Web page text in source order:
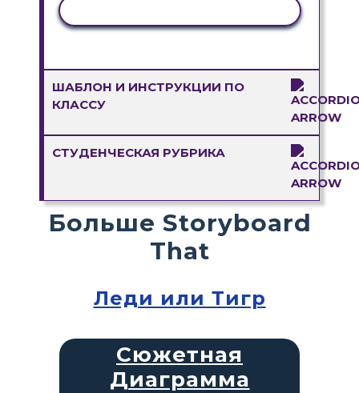
ШАБЛОН И ИНСТРУКЦИИ ПО
КЛАССУ
СТУДЕНЧЕСКАЯ РУБРИКА
Больше Storyboard
That
Леди или Тигр
Сюжетная
Диаграмма